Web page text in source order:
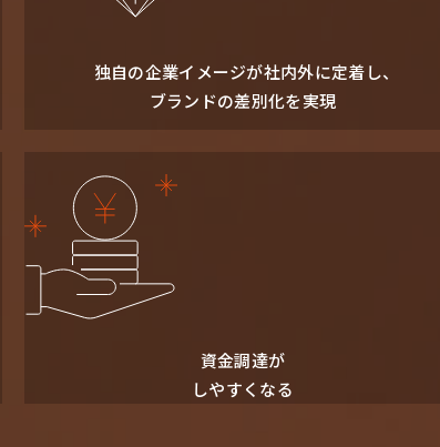
独自の企業イメージが社内外に定着し、
ブランドの差別化を実現
資⾦調達が
しやすくなる